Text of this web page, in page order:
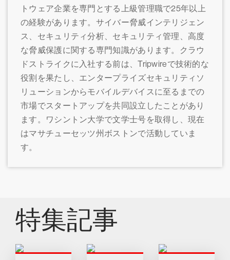
トウェア企業を専門とする上級管理職で25年以上
の経験があります。サイバー脅威インテリジェン
ス、セキュリティ分析、セキュリティ管理、高度
な脅威保護に関する専門知識があります。クラウ
ドストライクに入社する前は、Tripwireで技術的な
役割を果たし、エンタープライズセキュリティソ
リューションからモバイルデバイスに至るまでの
市場でスタートアップを共同設立したことがあり
ます。ワシントン大学で文学士号を取得し、現在
はマサチューセッツ州ボストンで活動していま
す。
特集記事